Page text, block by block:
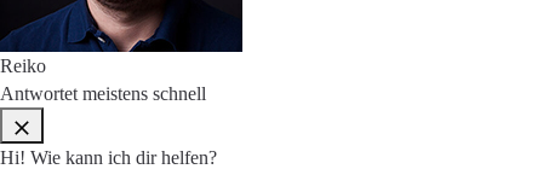
Reiko
Antwortet meistens schnell
Hi! Wie kann ich dir helfen?